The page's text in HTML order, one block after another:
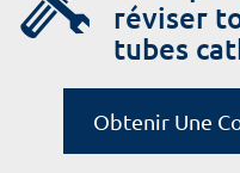
réviser
tubes
Obtenir Une